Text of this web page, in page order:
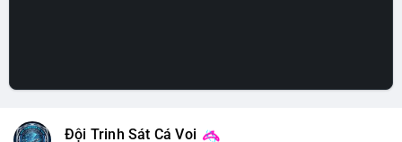
Đội Trinh Sát Cá Voi